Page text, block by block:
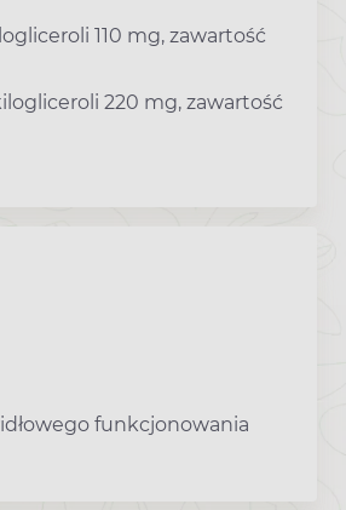
110 mg, zawartość
220 mg, zawartość
funkcjonowania